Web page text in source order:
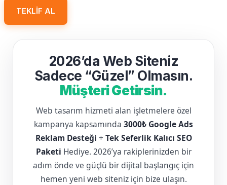
TEKLIF AL
2026’da Web Siteniz
Sadece “Güzel” Olmasın.
Müşteri Getirsin.
Web tasarım hizmeti alan işletmelere özel
kampanya kapsamında 3000₺ Google Ads
Reklam Desteği + Tek Seferlik Kalıcı SEO
Paketi Hediye. 2026’ya rakiplerinizden bir
adım önde ve güçlü bir dijital başlangıç için
hemen yeni web siteniz için bize ulaşın.